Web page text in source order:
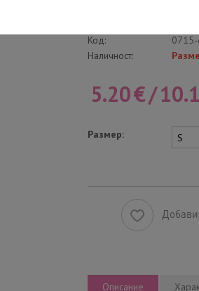
Код:
0715-
Наличност:
5.20€/
Размер:
Описание